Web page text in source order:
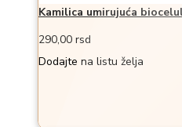
Kamilica umirujuća
290,00 rsd
Dodajte na listu želja